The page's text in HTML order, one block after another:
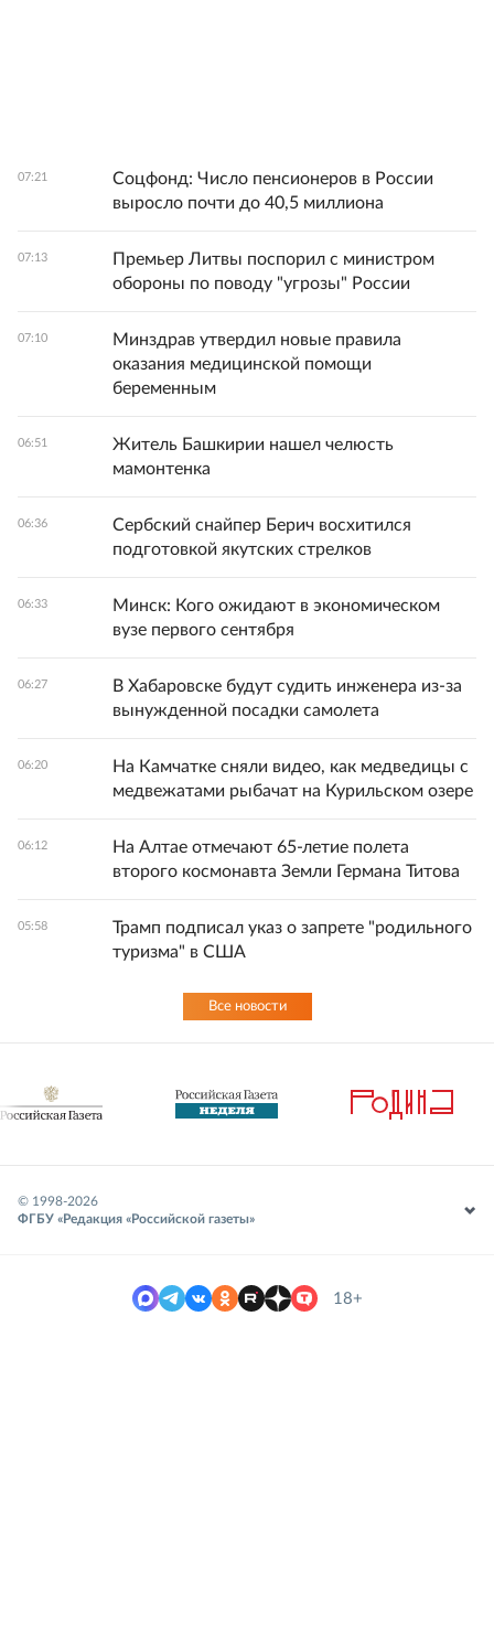
07:21
Соцфонд: Число пенсионеров в России
выросло почти до 40,5 миллиона
07:13
Премьер Литвы поспорил с министром
обороны по поводу "угрозы" России
07:10
Минздрав утвердил новые правила
оказания медицинской помощи
беременным
06:51
Житель Башкирии нашел челюсть
мамонтенка
06:36
Сербский снайпер Берич восхитился
подготовкой якутских стрелков
06:33
Минск: Кого ожидают в экономическом
вузе первого сентября
06:27
В Хабаровске будут судить инженера из-за
вынужденной посадки самолета
06:20
На Камчатке сняли видео, как медведицы с
медвежатами рыбачат на Курильском озере
06:12
На Алтае отмечают 65-летие полета
второго космонавта Земли Германа Титова
05:58
Трамп подписал указ о запрете "родильного
туризма" в США
Все новости
© 1998-2026
ФГБУ «Редакция «Российской газеты»
18+